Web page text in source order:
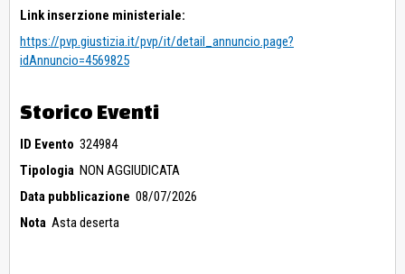
Link inserzione ministeriale:
https://pvp.giustizia.it/pvp/it/detail_annuncio.page?
idAnnuncio=4569825
Storico Eventi
ID Evento 324984
Tipologia NON AGGIUDICATA
Data pubblicazione 08/07/2026
Nota Asta deserta